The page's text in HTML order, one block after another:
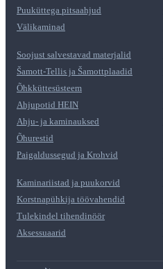
Puuküttega pitsaahjud
Välikaminad
Soojust salvestavad materjalid
Šamott-Tellis ja Šamottplaadid
Õhkküttesüsteem
Ahjupotid HEIN
Ahju- ja kaminauksed
Õhurestid
Paigaldussegud ja Krohvid
Kaminariistad ja puukorvid
Korstnapühkija töövahendid
Tulekindel tihendinöör
Aksessuaarid